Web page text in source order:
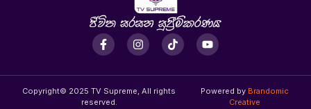
Copyright© 2025 TV Supreme, All rights
reserved.
Powered by Brandomic
Creative